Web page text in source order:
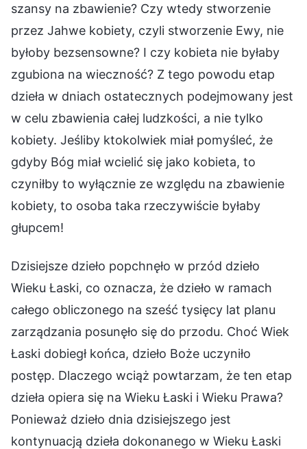
szansy na zbawienie? Czy wtedy stworzenie
przez Jahwe kobiety, czyli stworzenie Ewy, nie
byłoby bezsensowne? I czy kobieta nie byłaby
zgubiona na wieczność? Z tego powodu etap
dzieła w dniach ostatecznych podejmowany jest
w celu zbawienia całej ludzkości, a nie tylko
kobiety. Jeśliby ktokolwiek miał pomyśleć, że
gdyby Bóg miał wcielić się jako kobieta, to
czyniłby to wyłącznie ze względu na zbawienie
kobiety, to osoba taka rzeczywiście byłaby
głupcem!
Dzisiejsze dzieło popchnęło w przód dzieło
Wieku Łaski, co oznacza, że dzieło w ramach
całego obliczonego na sześć tysięcy lat planu
zarządzania posunęło się do przodu. Choć Wiek
Łaski dobiegł końca, dzieło Boże uczyniło
postęp. Dlaczego wciąż powtarzam, że ten etap
dzieła opiera się na Wieku Łaski i Wieku Prawa?
Ponieważ dzieło dnia dzisiejszego jest
kontynuacją dzieła dokonanego w Wieku Łaski